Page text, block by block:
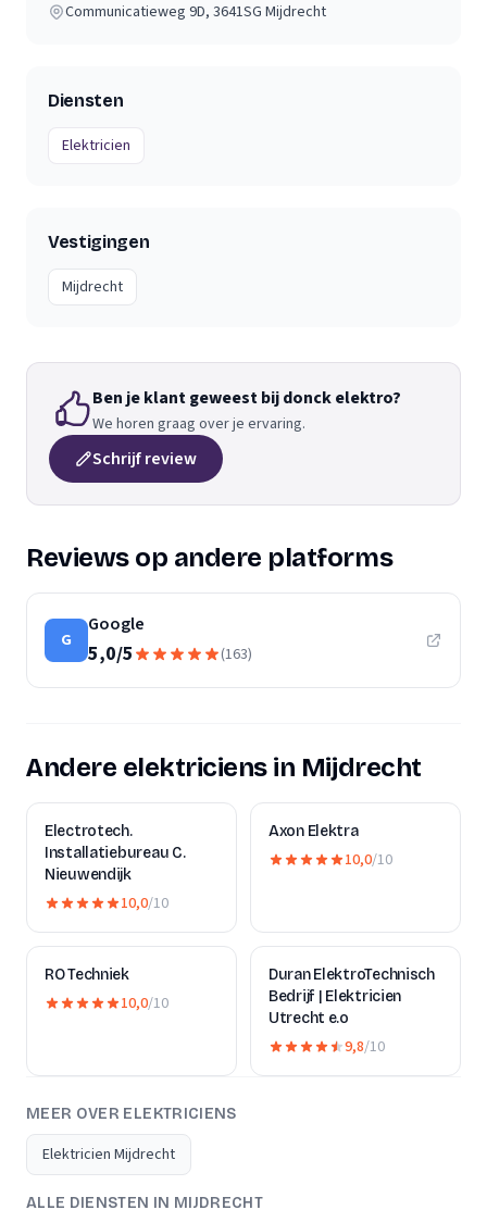
Communicatieweg 9D, 3641SG Mijdrecht
Diensten
Elektricien
Vestigingen
Mijdrecht
Ben je klant geweest bij donck elektro?
We horen graag over je ervaring.
Schrijf review
Reviews op andere platforms
G
Google
5,0/5 (163)
Andere elektriciens in Mijdrecht
Electrotech.
Installatiebureau C.
Nieuwendijk
10,0/10
Axon Elektra
10,0/10
RO Techniek
10,0/10
Duran ElektroTechnisch
Bedrijf | Elektricien
Utrecht e.o
9,8/10
MEER OVER ELEKTRICIENS
Elektricien Mijdrecht
ALLE DIENSTEN IN MIJDRECHT